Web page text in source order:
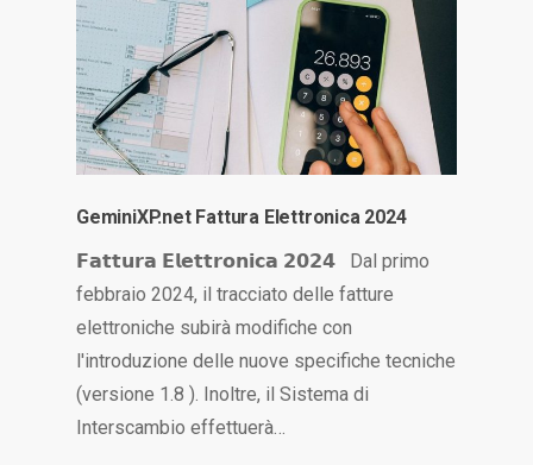
GeminiXP.net Fattura Elettronica 2024
𝗙𝗮𝘁𝘁𝘂𝗿𝗮 𝗘𝗹𝗲𝘁𝘁𝗿𝗼𝗻𝗶𝗰𝗮 𝟮𝟬𝟮𝟰 Dal primo
febbraio 2024, il tracciato delle fatture
elettroniche subirà modifiche con
l'introduzione delle nuove specifiche tecniche
(versione 1.8 ). Inoltre, il Sistema di
Interscambio effettuerà…